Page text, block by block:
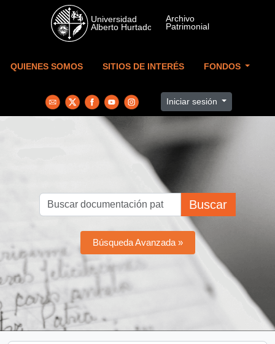
Skip to main content
QUIENES SOMOS SITIOS DE INTERÉS FONDOS
Iniciar sesión
Buscar
Búsqueda Avanzada »